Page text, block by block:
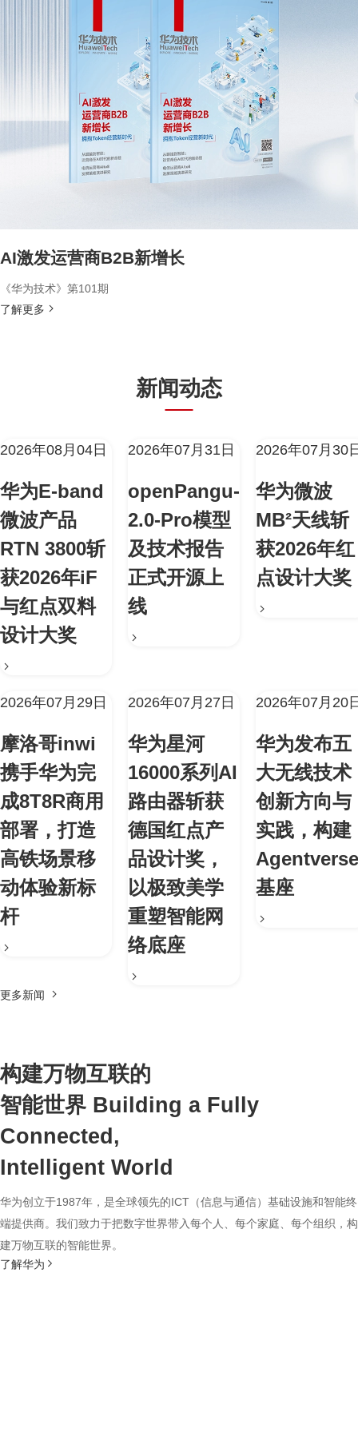
AI激发运营商B2B新增长
《华为技术》第101期
了解更多
新闻动态
2026年08月04日
华为E-band
微波产品
RTN 3800斩
获2026年iF
与红点双料
设计大奖
2026年07月31日
openPangu-
2.0-Pro模型
及技术报告
正式开源上
线
2026年07月30
华为微波
MB²天线斩
获2026年红
点设计大奖
2026年07月29日
摩洛哥inwi
携手华为完
成8T8R商用
部署，打造
高铁场景移
动体验新标
杆
2026年07月27日
华为星河
16000系列AI
路由器斩获
德国红点产
品设计奖，
以极致美学
重塑智能网
络底座
2026年07月20
华为发布五
大无线技术
创新方向与
实践，构建
Agentverse
基座
更多新闻
构建万物互联的
智能世界 Building a Fully
Connected,
Intelligent World
华为创立于1987年，是全球领先的ICT（信息与通信）基础设施和智能终
端提供商。我们致力于把数字世界带入每个人、每个家庭、每个组织，构
建万物互联的智能世界。
了解华为